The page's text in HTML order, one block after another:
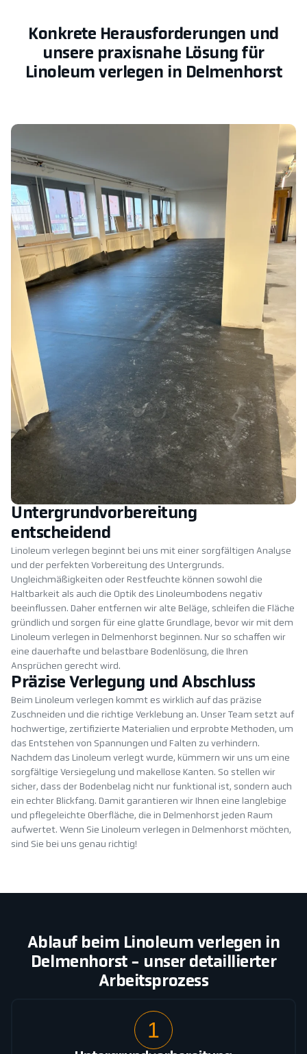
Konkrete Herausforderungen und
unsere praxisnahe Lösung für
Linoleum verlegen in Delmenhorst
Untergrundvorbereitung
entscheidend
Linoleum verlegen beginnt bei uns mit einer sorgfältigen Analyse
und der perfekten Vorbereitung des Untergrunds.
Ungleichmäßigkeiten oder Restfeuchte können sowohl die
Haltbarkeit als auch die Optik des Linoleumbodens negativ
beeinflussen. Daher entfernen wir alte Beläge, schleifen die Fläche
gründlich und sorgen für eine glatte Grundlage, bevor wir mit dem
Linoleum verlegen in Delmenhorst beginnen. Nur so schaffen wir
eine dauerhafte und belastbare Bodenlösung, die Ihren
Ansprüchen gerecht wird.
Präzise Verlegung und Abschluss
Beim Linoleum verlegen kommt es wirklich auf das präzise
Zuschneiden und die richtige Verklebung an. Unser Team setzt auf
hochwertige, zertifizierte Materialien und erprobte Methoden, um
das Entstehen von Spannungen und Falten zu verhindern.
Nachdem das Linoleum verlegt wurde, kümmern wir uns um eine
sorgfältige Versiegelung und makellose Kanten. So stellen wir
sicher, dass der Bodenbelag nicht nur funktional ist, sondern auch
ein echter Blickfang. Damit garantieren wir Ihnen eine langlebige
und pflegeleichte Oberfläche, die in Delmenhorst jeden Raum
aufwertet. Wenn Sie Linoleum verlegen in Delmenhorst möchten,
sind Sie bei uns genau richtig!
Ablauf beim Linoleum verlegen in
Delmenhorst - unser detaillierter
Arbeitsprozess
1